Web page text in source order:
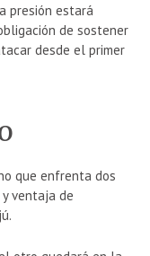
presión estará
de sostener
desde el primer
que enfrenta dos
ventaja de